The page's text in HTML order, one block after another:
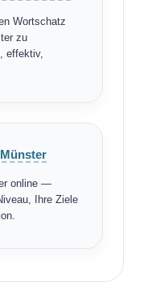
Wortschatz
zu
effektiv,
online —
Ihre Ziele